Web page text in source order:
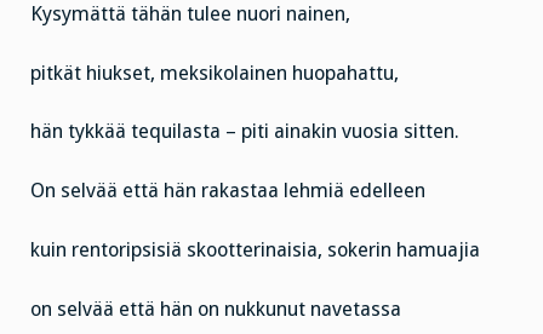
Kysymättä tähän tulee nuori nainen,
pitkät hiukset, meksikolainen huopahattu,
hän tykkää tequilasta – piti ainakin vuosia sitten.
On selvää että hän rakastaa lehmiä edelleen
kuin rentoripsisiä skootterinaisia, sokerin hamuajia
on selvää että hän on nukkunut navetassa